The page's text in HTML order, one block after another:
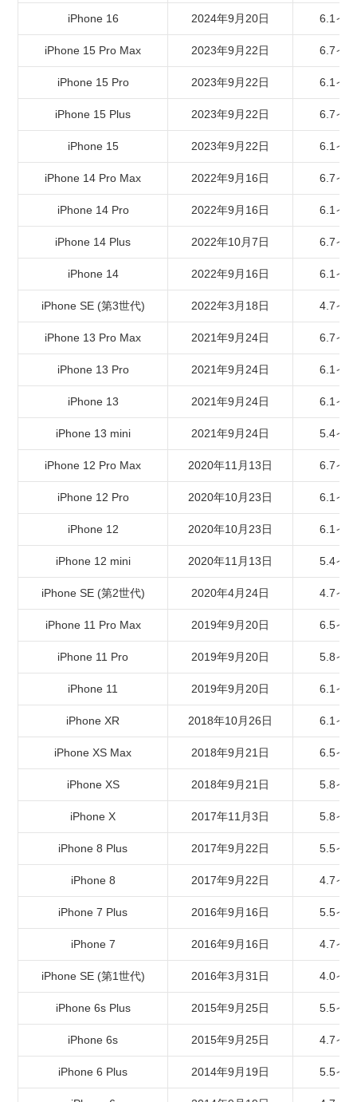
iPhone 17eと17のサイズは同じ？ケースは流用でき
る？
iPhone Airはなぜ薄い？強度は大丈夫？
iPhone miniはもう買えない？
iPhone 16 2024年9月20日 6.1イ
iPhone 15 Pro Max 2023年9月22日 6.7イ
iPhone 15 Pro 2023年9月22日 6.1イ
iPhone 15 Plus 2023年9月22日 6.7イ
iPhone 15 2023年9月22日 6.1イ
iPhone 14 Pro Max 2022年9月16日 6.7イ
iPhone 14 Pro 2022年9月16日 6.1イ
iPhone 14 Plus 2022年10月7日 6.7イ
iPhone 14 2022年9月16日 6.1イ
iPhone SE (第3世代) 2022年3月18日 4.7イ
iPhone 13 Pro Max 2021年9月24日 6.7イ
iPhone 13 Pro 2021年9月24日 6.1イ
iPhone 13 2021年9月24日 6.1イ
iPhone 13 mini 2021年9月24日 5.4イ
iPhone 12 Pro Max 2020年11月13日 6.7イ
iPhone 12 Pro 2020年10月23日 6.1イ
iPhone 12 2020年10月23日 6.1イ
iPhone 12 mini 2020年11月13日 5.4イ
iPhone SE (第2世代) 2020年4月24日 4.7イ
iPhone 11 Pro Max 2019年9月20日 6.5イ
iPhone 11 Pro 2019年9月20日 5.8イ
iPhone 11 2019年9月20日 6.1イ
iPhone XR 2018年10月26日 6.1イ
iPhone XS Max 2018年9月21日 6.5イ
iPhone XS 2018年9月21日 5.8イ
iPhone X 2017年11月3日 5.8イ
iPhone 8 Plus 2017年9月22日 5.5イ
iPhone 8 2017年9月22日 4.7イ
iPhone 7 Plus 2016年9月16日 5.5イ
iPhone 7 2016年9月16日 4.7イ
iPhone SE (第1世代) 2016年3月31日 4.0イ
iPhone 6s Plus 2015年9月25日 5.5イ
iPhone 6s 2015年9月25日 4.7イ
iPhone 6 Plus 2014年9月19日 5.5イ